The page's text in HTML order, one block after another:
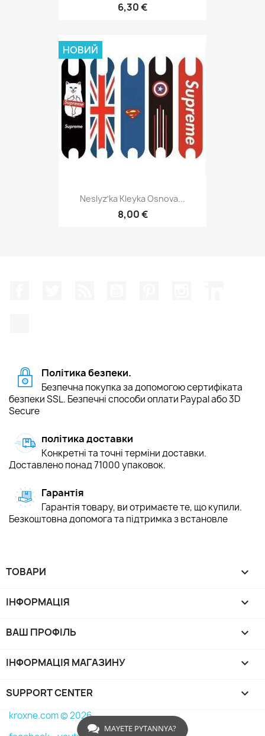
6,30 €
Neslyzʹka Kleyka Osnova...
8,00 €
НОВИЙ
Політика безпеки.
Безпечна покупка за допомогою сертифіката
безпеки SSL. Безпечні способи оплати Paypal або 3D
Secure
політика доставки
Конкретні та точні терміни доставки.
Доставлено понад 71000 упаковок.
Гарантія
Гарантія товару, ви отримаєте те, що купили.
Безкоштовна допомога та підтримка з встановле
ТОВАРИ 
ІНФОРМАЦІЯ 
ВАШ ПРОФІЛЬ 
ІНФОРМАЦІЯ МАГАЗИНУ keyboard_arrow_down
SUPPORT CENTER 
kroxne.com © 2026
MAYETE PYTANNYA?